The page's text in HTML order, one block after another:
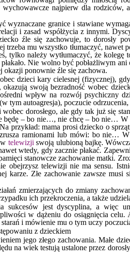
najpierw dla
wyznaczane granice i stawiane
i zasad współżycia z innymi.
źle się zachowuje, to dorosły
trzeba mu wszystko tłumaczyć,
tylko należy wytłumaczyć, że
Nie wolno być pobłażliwym
okazji ponownie źle się zachowa.
dzieci kary cielesnej (fizycznej),
okazują swoją bezradność wobec
wpływ na rozwój psychiczny
tym autoagresja), poczucie
wobec dorosłego, ale gdy tak już się
będę – bo nie…, nie chcę – bo nie…
przykład: mama prosi dziecko o
ramionami lub mówi: bo nie…
telewizji swoją ulubioną bajkę.
wtedy, gdy zacznie płakać.
stanowcze zachowanie matki.
obejrzysz telewizji nie ma sensu.
karze. Złe zachowanie zawsze
zmierzających do zmiany
ich przekroczenia, a także
sukcesów jest dyscyplina, a więc
w dążeniu do osiągnięcia
i mówienie mu o tym uczy
z dzieckiem
jego złego zachowania. Małe
na wiek testują ustalone przez